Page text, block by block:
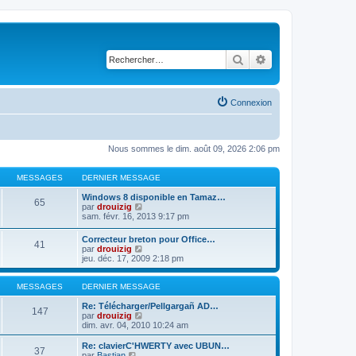
Rechercher
Connexion
Nous sommes le dim. août 09, 2026 2:06 pm
MESSAGES DERNIER MESSAGE
65
Windows 8 disponible en Tamaz…
par drouizig
o
u
l
t
e
r
l
d
e
r
n
i
sam. févr. 16, 2013 9:17 pm
41
Correcteur breton pour Office…
par drouizig
o
n
s
u
l
t
r
l
e
jeu. déc. 17, 2009 2:18 pm
MESSAGES DERNIER MESSAGE
147
Re: Télécharger/Pellgargañ AD…
par drouizig
o
n
s
dim. avr. 04, 2010 10:24 am
37
Re: clavierC'HWERTY avec UBUN…